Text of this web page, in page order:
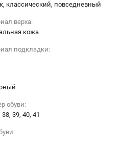
классический, повседневный
верха:
кожа
подкладки:
обуви:
38, 39, 40, 41